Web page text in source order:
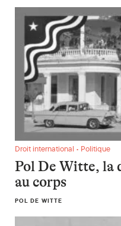
Pol De Witte, la
Droit international • Politique
Pol De Witte, la
au corps
POL DE WITTE